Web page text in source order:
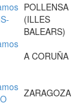
POLLENSA
(ILLES
BALEARS)
A CORUÑA
ZARAGOZA